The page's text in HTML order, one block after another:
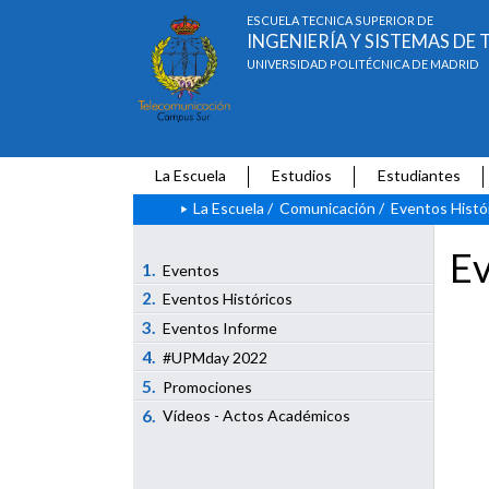
ESCUELA TÉCNICA SUPERIOR DE
INGENIERÍA Y SISTEMAS
UNIVERSIDAD POLITÉCNICA DE MADRID
La Escuela Estudios
Estudiantes
La Escuela / Comunicación / Eventos
1. Eventos
2. Eventos Históricos
3. Eventos Informe
4. #UPMday 2022
5. Promociones
6. Vídeos - Actos Académicos